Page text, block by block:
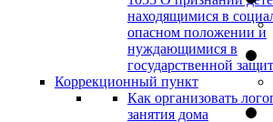
находящимися в
опасном положении и
нуждающимися в
государственной
Коррекционный пункт
Как организовать
занятия дома